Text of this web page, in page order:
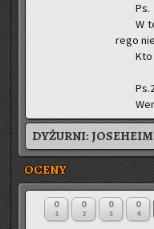
Ps.
W
re­go
DYŻURNI:
OCENY
0
1
0
2
0
3
0
4